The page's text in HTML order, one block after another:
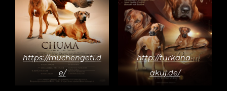
https://muchengeti.d
e/
http://turkana-
akuj.de/